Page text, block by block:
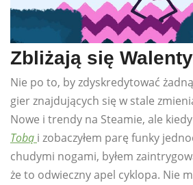
Zbliżają się
Nie po to, by zdyskredytować
gier znajdujących się w stale
Nowe i trendy na Steamie, ale
Tobą i zobaczyłem parę funky
chudymi nogami, byłem
że to odwieczny apel cyklopa. Nie